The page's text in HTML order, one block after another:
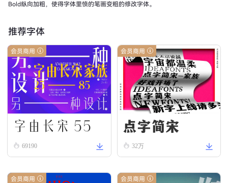
Bold纵向加粗，使得字体里愤的笔画变粗的修改字体。
推荐字体
会员商用
字由长宋 55
69190
会员商用
点字简宋
32万
会员商用 会员商用